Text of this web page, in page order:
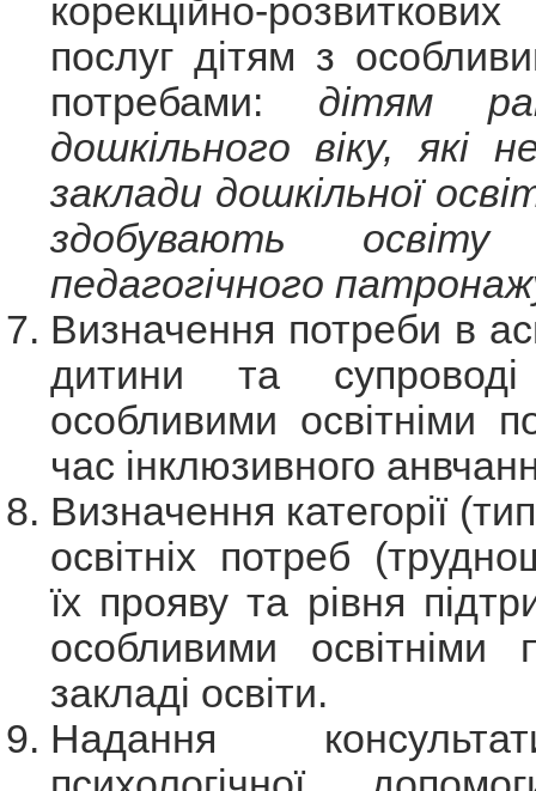
корекційно-
послуг дітям з
потребами: дітям
дошкільного віку, які
заклади дошкільної
здобувають
педагогічного
Визначення потреби в
дитини та
особливими освітніми
час інклюзивного
Визначення категорії
освітніх потреб
їх прояву та рівня
особливими освітніми
закладі освіти.
Надання